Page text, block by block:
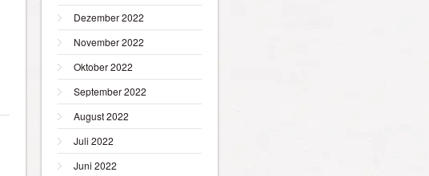
Dezember 2022
November 2022
Oktober 2022
September 2022
August 2022
Juli 2022
Juni 2022